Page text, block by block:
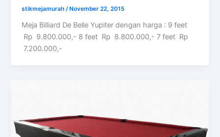
stikmejamurah/ November 22, 2015
Meja Billiard De Belle Yupiter dengan harga : 9 feet
Rp 9.800.000,- 8 feet Rp 8.800.000,- 7 feet Rp
7.200.000,-